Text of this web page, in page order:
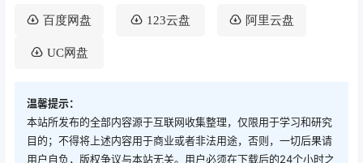
百度网盘 123云盘 阿里云盘
UC网盘
温馨提示：
本站所发布的全部内容源于互联网收集整理，仅限用于学习和研究
目的；不得将上述内容用于商业或者非法用途，否则，一切后果请
用户自负，版权争议与本站无关。用户必须在下载后的24个小时之